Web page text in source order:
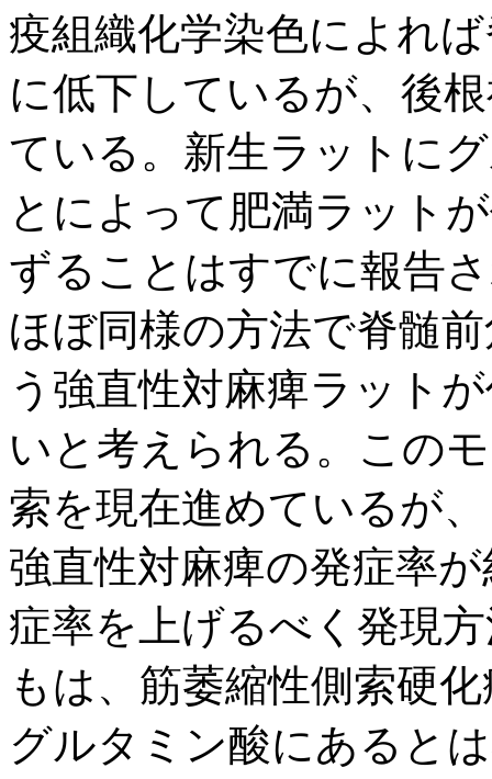
疫組織化学染色によれ
に低下しているが、後
ている。新生ラットに
とによって肥満ラット
ずることはすでに報告
ほぼ同様の方法で脊髄
う強直性対麻痺ラット
いと考えられる。この
索を現在進めているが
強直性対麻痺の発症率
症率を上げるべく発現
もは、筋萎縮性側索硬
グルタミン酸にあると